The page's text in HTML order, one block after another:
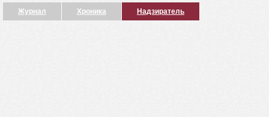
Журнал Хроника Надзиратель